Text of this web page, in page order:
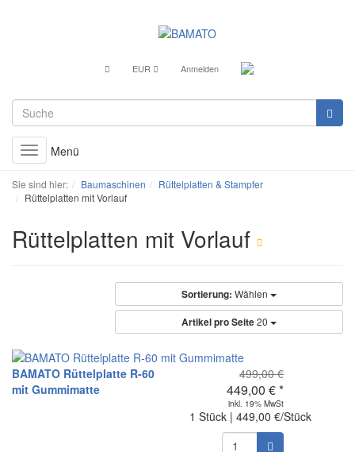
EUR Anmelden
Toggle
navigation
Menü
Sie sind hier: Baumaschinen
Rüttelplatten & Stampfer
Rüttelplatten mit Vorlauf
Rüttelplatten mit Vorlauf
Sortierung: Wählen
Artikel pro Seite20
BAMATO Rüttelplatte R-60
mit Gummimatte
499,00 €
449,00 € *
inkl. 19% MwSt
1 Stück | 449,00 €/Stück